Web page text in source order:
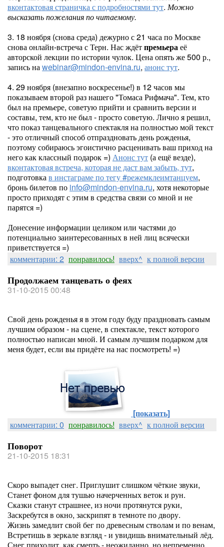
вконтактовая страничка с подробностями тут. Можно
высказать пожелания по читаемому.
3. 18 ноября (снова среда) дежурно с 21 часа по Москве
снова онлайн-встреча с Терн. Нас ждётпремьераеё
авторской лекции по истории чулок. Цена опять же 500 р.,
запись наwebinar@mindon-envina.ru, анонс тут.
4. 29 ноября (внезапно воскресенье!) в 12 часов мы
показываем второй раз нашего "Томаса Рифмача". Тем, кто
был на премьере, советую прийти и сравнить версии и
составы, тем, кто не был - просто советую. Лично я решил,
что показ танцевального спектакля на полностью мой текст
- это отличный способ отпраздновать день рожденья,
поэтому собираюсь эгоистично расценивать ваш приход на
него как классный подарок =) Анонс тут (а ещё везде),
вконтактовая встреча, которая не даст вам забыть, тут,
подготовкав инстаграме по тегу #режемклеимтанцуем,
бронь билетов по info@mindon-envina.ru, хотя некоторые
просто приходят с этим в средства связи со мной и не
парятся =)
Донесение информации целиком или частями до
потенциально заинтересованных в ней лиц всячески
приветствуется =)
комментарии: 2 понравилось! вверх^ к полной версии
Продолжаем танцевать о феях
31-10-2015 00:48
Свой день рожденья я в этом году буду праздновать самым
лучшим образом - на сцене, в спектакле, текст которого
полностью написан мной. И самым лучшим подарком для
меня будет, если вы придёте на нас посмотреть! =)
[показать]
комментарии: 0 понравилось! вверх^ к полной версии
Поворот
21-10-2015 18:31
Скоро выпадет снег. Приглушит слишком чёткие звуки,
Станет фоном для тушью начерченных веток и рун.
Сказки станут страшнее, из ночи протянутся руки,
Заскребутся в окно, заскрипят в темноте по двору.
Жизнь замедлит свой бег по древесным стволам и по венам,
Встретишь в зеркале взгляд - и увидишь внимательный лёд.